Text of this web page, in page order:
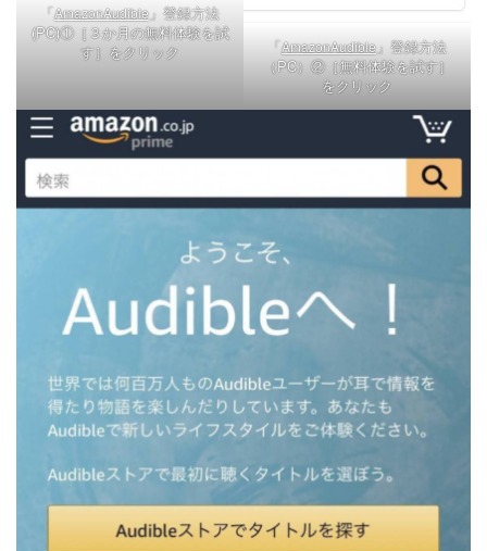
「AmazonAudible 」登録方法
(PC)①［３か月の無料体験を試
す］をクリック
「AmazonAudible」登録方法
（PC）②［無料体験を試す］
をクリック